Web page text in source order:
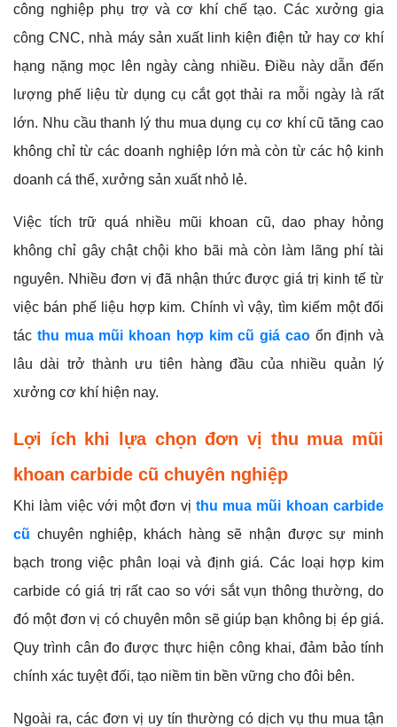
công nghiệp phụ trợ và cơ khí chế tạo. Các xưởng gia
công CNC, nhà máy sản xuất linh kiện điện tử hay cơ khí
hạng nặng mọc lên ngày càng nhiều. Điều này dẫn đến
lượng phế liệu từ dụng cụ cắt gọt thải ra mỗi ngày là rất
lớn. Nhu cầu thanh lý thu mua dụng cụ cơ khí cũ tăng cao
không chỉ từ các doanh nghiệp lớn mà còn từ các hộ kinh
doanh cá thể, xưởng sản xuất nhỏ lẻ.
Việc tích trữ quá nhiều mũi khoan cũ, dao phay hỏng
không chỉ gây chật chội kho bãi mà còn làm lãng phí tài
nguyên. Nhiều đơn vị đã nhận thức được giá trị kinh tế từ
việc bán phế liệu hợp kim. Chính vì vậy, tìm kiếm một đối
tác thu mua mũi khoan hợp kim cũ giá caoổn định và
lâu dài trở thành ưu tiên hàng đầu của nhiều quản lý
xưởng cơ khí hiện nay.
Lợi ích khi lựa chọn đơn vị thu mua mũi
khoan carbide cũ chuyên nghiệp
Khi làm việc với một đơn vị thu mua mũi khoan carbide
cũ chuyên nghiệp, khách hàng sẽ nhận được sự minh
bạch trong việc phân loại và định giá. Các loại hợp kim
carbide có giá trị rất cao so với sắt vụn thông thường, do
đó một đơn vị có chuyên môn sẽ giúp bạn không bị ép giá.
Quy trình cân đo được thực hiện công khai, đảm bảo tính
chính xác tuyệt đối, tạo niềm tin bền vững cho đôi bên.
Ngoài ra, các đơn vị uy tín thường có dịch vụ thu mua tận